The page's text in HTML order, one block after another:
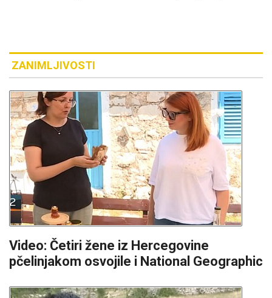
ZANIMLJIVOSTI
Video: Četiri žene iz Hercegovine
pčelinjakom osvojile i National Geographic